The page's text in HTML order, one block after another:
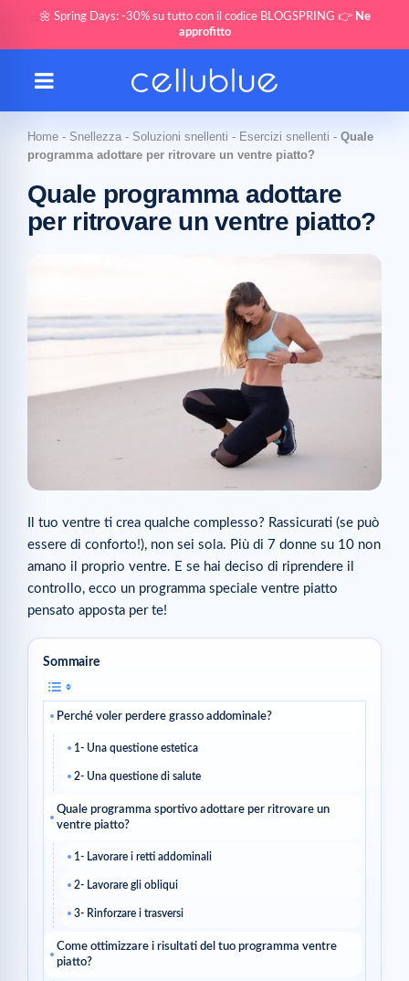
🌼 Spring Days: -30% su tutto con il codice BLOGSPRING 👉 Ne
approfitto
Home - Snellezza - Soluzioni snellenti - Esercizi snellenti - Quale
programma adottare per ritrovare un ventre piatto?
Quale programma adottare
per ritrovare un ventre piatto?
Il tuo ventre ti crea qualche complesso? Rassicurati (se può
essere di conforto!), non sei sola. Più di 7 donne su 10 non
amano il proprio ventre. E se hai deciso di riprendere il
controllo, ecco un programma speciale ventre piatto
pensato apposta per te!
Sommaire
Perché voler perdere grasso addominale?
1- Una questione estetica
2- Una questione di salute
Quale programma sportivo adottare per ritrovare un
ventre piatto?
1- Lavorare i retti addominali
2- Lavorare gli obliqui
3- Rinforzare i trasversi
Come ottimizzare i risultati del tuo programma ventre
piatto?